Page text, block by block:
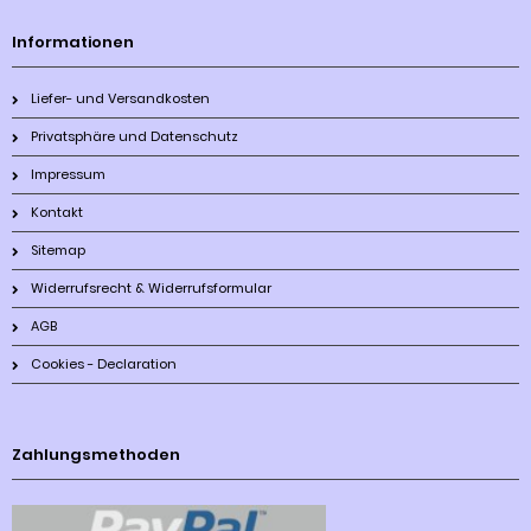
Informationen
Liefer- und Versandkosten
Privatsphäre und Datenschutz
Impressum
Kontakt
Sitemap
Widerrufsrecht & Widerrufsformular
AGB
Cookies - Declaration
Zahlungsmethoden